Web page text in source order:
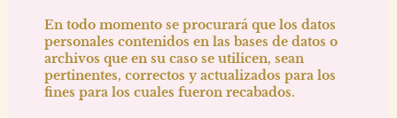
En todo momento se procurará que los datos
personales contenidos en las bases de datos o
archivos que en su caso se utilicen, sean
pertinentes, correctos y actualizados para los
fines para los cuales fueron recabados.